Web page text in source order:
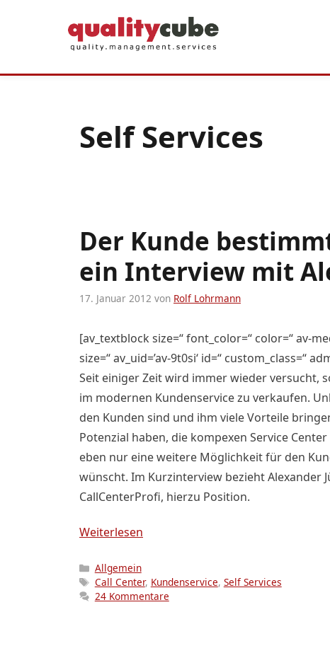
Self Services
Der Kunde
ein Interview mit
17. Januar 2012 von Rolf Lohrmann
[av_textblock size=“ font_color=“ color=“ av-
size=“ av_uid=’av-9t0si‘ id=“ custom_class=“
Seit einiger Zeit wird immer wieder versucht,
im modernen Kundenservice zu verkaufen.
den Kunden sind und ihm viele Vorteile
Potenzial haben, die kompexen Service
eben nur eine weitere Möglichkeit für den
wünscht. Im Kurzinterview bezieht Alexander
CallCenterProfi, hierzu Position.
Weiterlesen
Kategorien
Allgemein
Schlagwörter
Call Center, Kundenservice, Self Services
24 Kommentare